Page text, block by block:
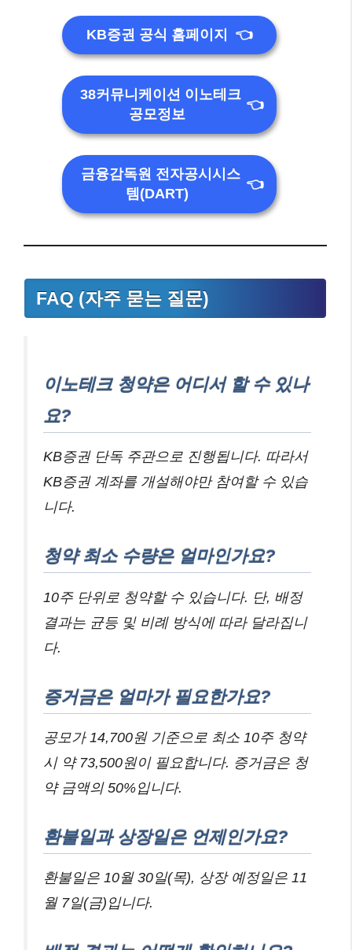
KB증권 공식 홈페이지 👈
38커뮤니케이션 이노테크
공모정보
👈
금융감독원 전자공시시스
템(DART)
👈
FAQ (자주 묻는 질문)
이노테크 청약은 어디서 할 수 있나
요?
KB증권 단독 주관으로 진행됩니다. 따라서
KB증권 계좌를 개설해야만 참여할 수 있습
니다.
청약 최소 수량은 얼마인가요?
10주 단위로 청약할 수 있습니다. 단, 배정
결과는 균등 및 비례 방식에 따라 달라집니
다.
증거금은 얼마가 필요한가요?
공모가 14,700원 기준으로 최소 10주 청약
시 약 73,500원이 필요합니다. 증거금은 청
약 금액의 50%입니다.
환불일과 상장일은 언제인가요?
환불일은 10월 30일(목), 상장 예정일은 11
월 7일(금)입니다.